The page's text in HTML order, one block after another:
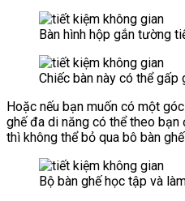
Bàn hình hộp gắn tường
Chiếc bàn này có thể
Hoặc nếu bạn muốn có một
ghế đa di năng có thể theo
thì không thể bỏ qua bô bàn
Bộ bàn ghế học tập và